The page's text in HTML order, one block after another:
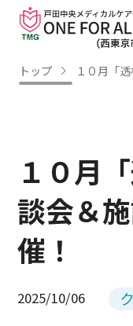
トップ １０月「
１０月
談会＆
催！
2025/10/06